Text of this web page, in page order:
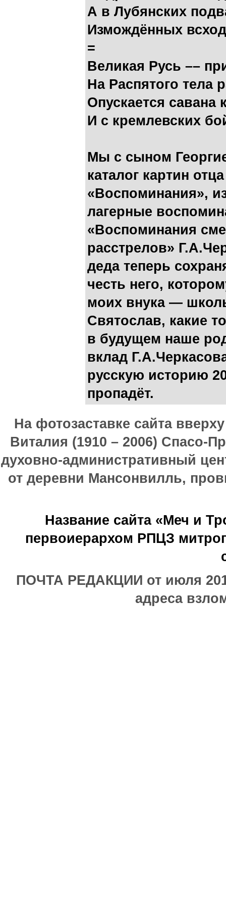
А в Лубянских
Измождённых
=
Великая Русь ––
На Распятого тела
Опускается савана
И с кремлевских
Мы с сыном
каталог картин
«Воспоминания»,
лагерные
«Воспоминания
расстрелов»
деда теперь
честь него,
моих внука —
Святослав, какие
в будущем наше
вклад
русскую историю
пропадёт.
На фотозаставке сайта
Виталия (1910 – 2006) Спасо-
духовно-административный
от деревни Мансонвилль,
Название сайта «Меч и
первоиерархом РПЦЗ
ПОЧТА РЕДАКЦИИ от июля
адреса